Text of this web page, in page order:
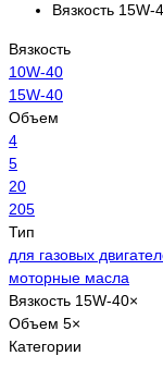
Вязкость 15W-
Вязкость
10W-40
15W-40
Объем
4
5
20
205
Тип
для газовых
моторные масла
Вязкость 15W-40×
Объем 5×
Категории